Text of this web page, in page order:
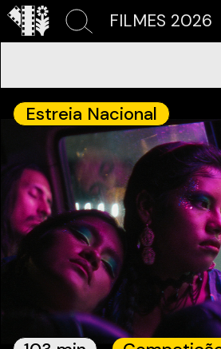
FILMES 2026
Estreia Nacional